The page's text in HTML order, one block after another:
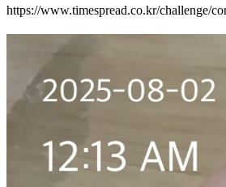
https://www.timespread.co.kr/challenge/